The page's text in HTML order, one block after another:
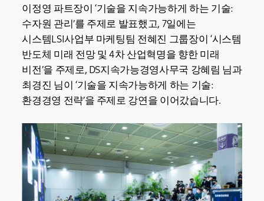
이정영 파트장이 ‘기술을 지속가능하게 하는 기술:
수자원 관리’를 주제로 발표했고, 7일에는
시스템LSI사업부 마케팅팀 전혜진 그룹장이 ‘시스템
반도체 미래 전망 및 4차 산업혁명을 향한 미래
비전’을 주제로, DS지속가능경영사무국 강혜림 님과
최경진 님이 ‘기술을 지속가능하게 하는 기술:
환경경영 전략’을 주제로 강연을 이어갔습니다.